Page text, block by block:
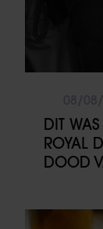
DIT
ROYAL
DOOD